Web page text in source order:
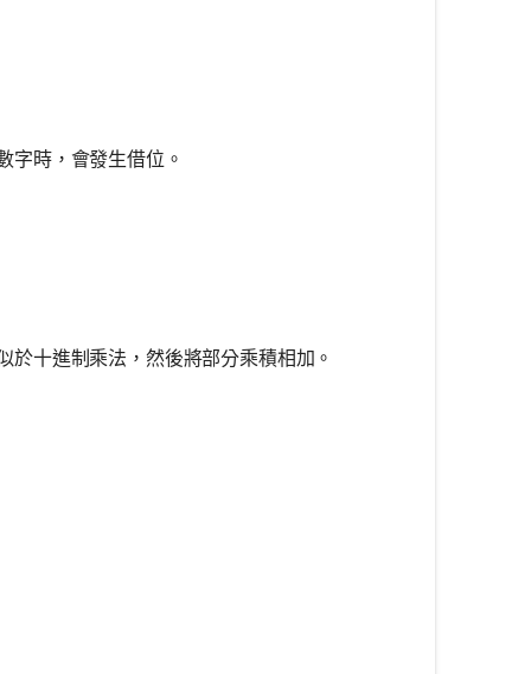
\phantom{0}101 \\ + \phantom{0}110 \\
字時，會發生借位。
1010 \\ - \phantom{0}110 \\ \hline 100 \\
於十進制乘法，然後將部分乘積相加。
\phantom{0}10 \\ \times